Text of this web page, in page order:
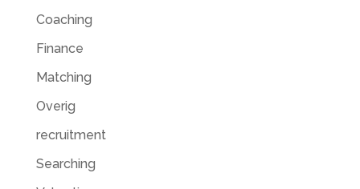
Coaching
Finance
Matching
Overig
recruitment
Searching